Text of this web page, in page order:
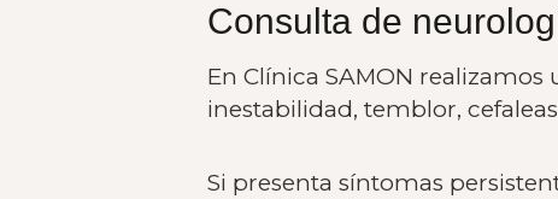
Consulta de
En Clínica SAMON
inestabilidad, temblor,
Si presenta síntomas